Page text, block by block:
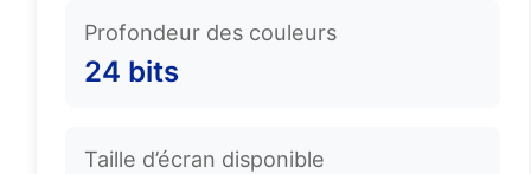
Profondeur des couleurs
24 bits
Taille d’écran disponible